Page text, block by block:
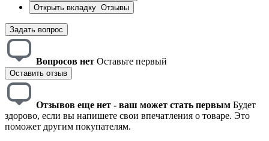
Открыть вкладку Отзывы
Задать вопрос
Вопросов нет Оставьте первый
Оставить отзыв
Отзывов еще нет - ваш может стать первым Будет
здорово, если вы напишете свои впечатления о товаре. Это
поможет другим покупателям.